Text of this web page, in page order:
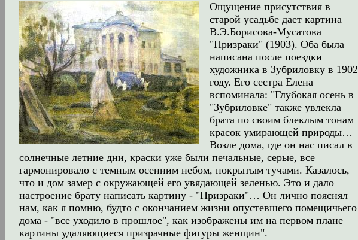
Ощущение присутствия в
старой усадьбе дает картина
В.Э.Борисова-Мусатова
"Призраки" (1903). Оба была
написана после поездки
художника в Зубриловку в 1902
году. Его сестра Елена
вспоминала: "Глубокая осень в
"Зубриловке" также увлекла
брата по своим блеклым тонам
красок умирающей природы…
Возле дома, где он нас писал в
солнечные летние дни, краски уже были печальные, серые, все
гармонировало с темным осенним небом, покрытым тучами. Казалось,
что и дом замер с окружающей его увядающей зеленью. Это и дало
настроение брату написать картину - "Призраки"… Он лично пояснял
нам, как я помню, будто с окончанием жизни опустевшего помещичьего
дома - "все уходило в прошлое", как изображены им на первом плане
картины удаляющиеся призрачные фигуры женщин".